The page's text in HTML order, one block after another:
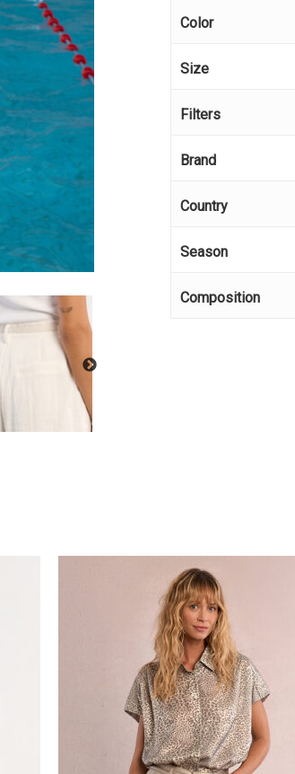
Color
Size
Filters
Brand
Country
Season
Composition